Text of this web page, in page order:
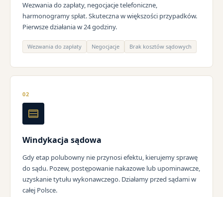
Wezwania do zapłaty, negocjacje telefoniczne,
harmonogramy spłat. Skuteczna w większości przypadków.
Pierwsze działania w 24 godziny.
Wezwania do zapłaty Negocjacje Brak kosztów sądowych
02
Windykacja sądowa
Gdy etap polubowny nie przynosi efektu, kierujemy sprawę
do sądu. Pozew, postępowanie nakazowe lub upominawcze,
uzyskanie tytułu wykonawczego. Działamy przed sądami w
całej Polsce.